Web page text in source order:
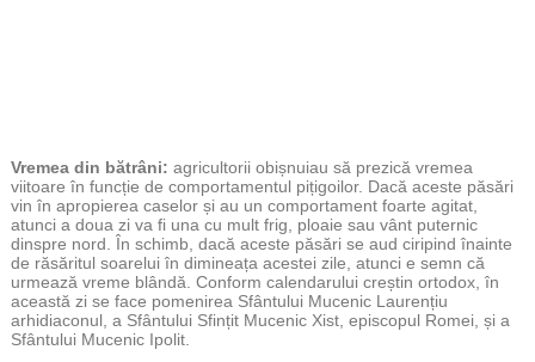
Vremea din bătrâni: agricultorii obișnuiau să prezică vremea
viitoare în funcție de comportamentul pițigoilor. Dacă aceste păsări
vin în apropierea caselor și au un comportament foarte agitat,
atunci a doua zi va fi una cu mult frig, ploaie sau vânt puternic
dinspre nord. În schimb, dacă aceste păsări se aud ciripind înainte
de răsăritul soarelui în dimineața acestei zile, atunci e semn că
urmează vreme blândă. Conform calendarului creștin ortodox, în
această zi se face pomenirea Sfântului Mucenic Laurențiu
arhidiaconul, a Sfântului Sfințit Mucenic Xist, episcopul Romei, și a
Sfântului Mucenic Ipolit.